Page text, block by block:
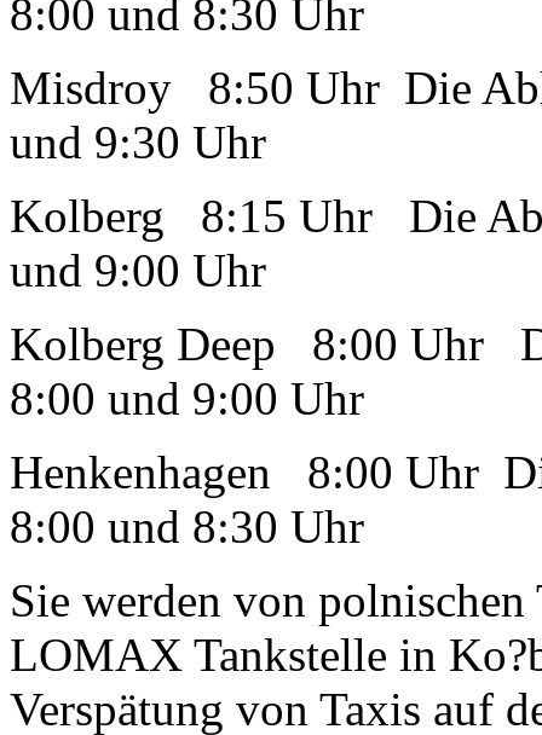
8:00 und 8:30 Uhr
Misdroy 8:50 Uhr Die
und 9:30 Uhr
Kolberg 8:15 Uhr Die
und 9:00 Uhr
Kolberg Deep 8:00 Uhr
8:00 und 9:00 Uhr
Henkenhagen 8:00 Uhr
8:00 und 8:30 Uhr
Sie werden von
LOMAX Tankstelle in
Verspätung von Taxis auf